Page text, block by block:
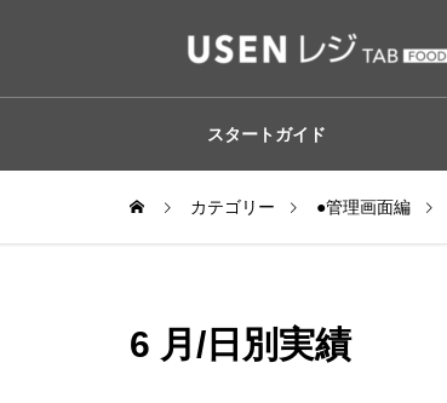
スタートガイド
カテゴリー ●管理画面編
6 月/日別実績